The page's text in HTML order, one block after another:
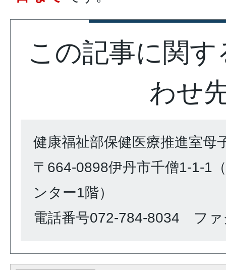
この記事に関
わせ
健康福祉部保健医療推進室母
〒664-0898伊丹市千僧1-1-1
ンター1階）
電話番号072-784-8034 ファ